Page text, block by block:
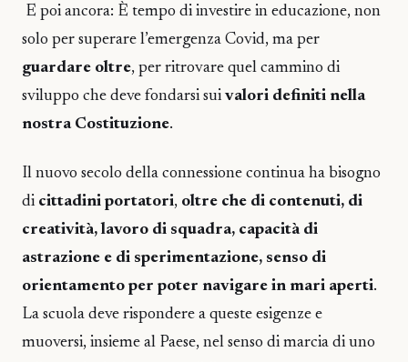
E poi ancora: È tempo di investire in educazione, non
solo per superare l’emergenza Covid, ma per
guardare oltre, per ritrovare quel cammino di
sviluppo che deve fondarsi sui valori definiti nella
nostra Costituzione.
Il nuovo secolo della connessione continua ha bisogno
di cittadini portatori, oltre che di contenuti, di
creatività, lavoro di squadra, capacità di
astrazione e di sperimentazione, senso di
orientamento per poter navigare in mari aperti.
La scuola deve rispondere a queste esigenze e
muoversi, insieme al Paese, nel senso di marcia di uno